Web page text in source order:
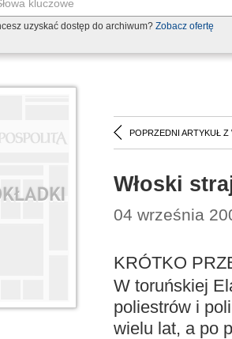
uzyskać dostęp do archiwum? Zobacz ofertę
POPRZEDNI ARTYKUŁ Z
Włoski
04 września
KRÓTKO
W toruńskiej
poliestrów i
wielu lat, a po